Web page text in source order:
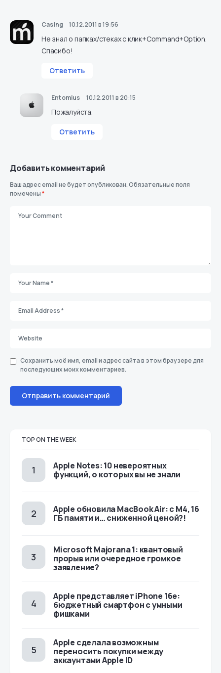
Casing 10.12.2011 в 19:56
Не знал о папках/стеках с клик+Command+Option.
Спасибо!
Ответить
Entomius 10.12.2011 в 20:15
Пожалуйста.
Ответить
Добавить комментарий
Ваш адрес email не будет опубликован.Обязательные поля
помечены*
Сохранить моё имя, email и адрес сайта в этом браузере для
последующих моих комментариев.
TOP ON THE WEEK
Apple Notes: 10 невероятных
функций, о которых вы не знали
Apple обновила MacBook Air: с M4, 16
ГБ памяти и… сниженной ценой?!
Microsoft Majorana 1: квантовый
прорыв или очередное громкое
заявление?
Apple представляет iPhone 16e:
бюджетный смартфон с умными
фишками
Apple сделала возможным
переносить покупки между
аккаунтами Apple ID